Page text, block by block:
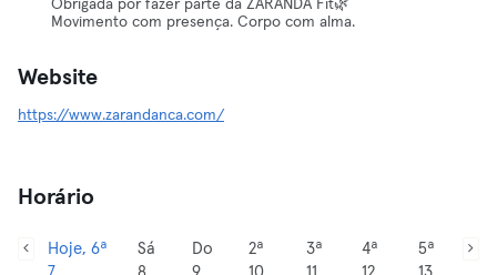
Obrigada por fazer parte da ZARANDA Fit🌿
Movimento com presença. Corpo com alma.
Website
https://www.zarandanca.com/
Horário
Hoje, 6ª
Sá
Do
2ª
3ª
4ª
5ª